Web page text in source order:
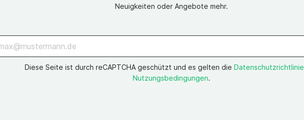
Neuigkeiten oder Angebote mehr.
Diese Seite ist durch reCAPTCHA geschützt und es gelten die Datenschutzrichtlinie
Nutzungsbedingungen.